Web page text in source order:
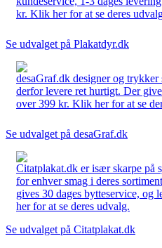
kr. Klik her for at se deres
Se udvalget på Plakatdyr.dk
desaGraf.dk designer og trykker
derfor levere ret hurtigt. Der
over 399 kr. Klik her for at se
Se udvalget på desaGraf.dk
Citatplakat.dk er især skarpe på
for enhver smag i deres
gives 30 dages bytteservice, og
her for at se deres udvalg.
Se udvalget på Citatplakat.dk